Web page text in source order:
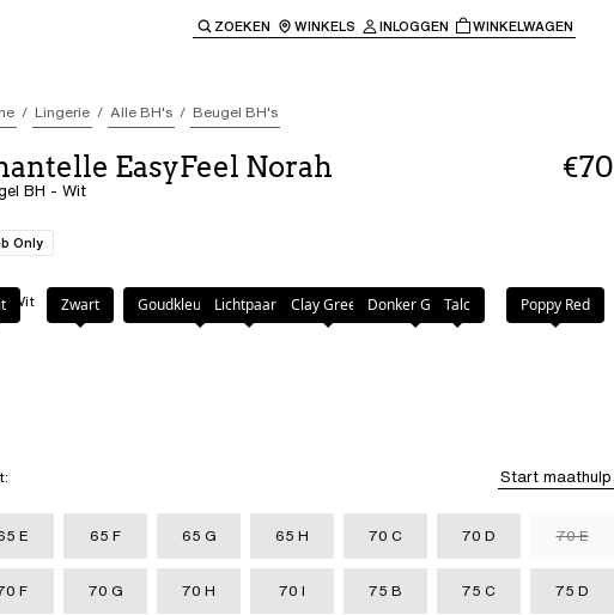
terug te keren naar de hoofdnavigatie.
ZOEKEN WINKELS INLOGGEN WINKELWAGEN
Lingerie Alle BH's Beugel BH's
EasyFeel Norah
BH - Wit
€70
Only
: Wit Zwart Goudkleurig Beige
Lichtpaars Clay Green Donker Groen
Talc Poppy Red
: Start maathulp
E 65 F 65 G 65 H 70 C 70 D 70 E
F 70 G 70 H 70 I 75 B 75 C 75 D